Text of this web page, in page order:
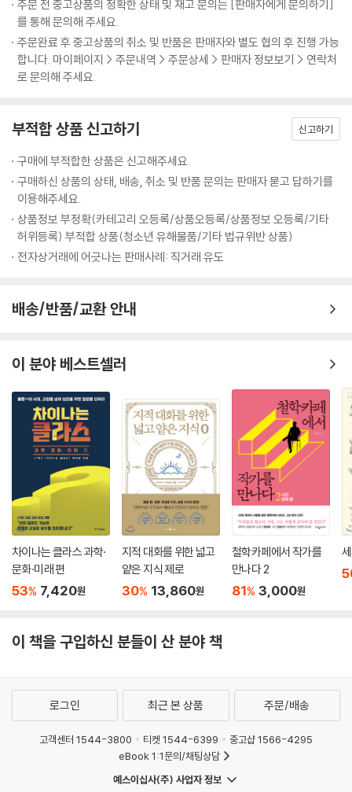
지만 68년 5월 혁명에서는 어떤 이도 처형되지 않았으며 마치 즐거운 파
티와 같았다. 프랑스 대혁명에서는 빵을 요구했지만, 이제는 부를 차별없
이 ‘거리낌 없이 즐기는 것’이 문제였다. 샌프란시스코, 파리, 베를린의 신
세대들은 단조롭게 되풀이되는 노동과 물질의 문제에서 벗어나 사랑과 로
하지만 안타깝게도, 1970년대 중반부터 경제성장이 중단되고 기나긴 경
혁명을 준비하며 공장에 잠입했던 좌파 청년들에게는 경악스럽게도, 당시
산업은 섬유, 야금, 조선소의 위기로 인해 내리막길을 걷기 시작했다. 성경
에서 말하는 일의 저주에서 벗어날 수 있으리라 믿었던 이 세대의 열정은
이렇게 무너졌는데, 이것이 지난 50년 동안에 있었던 첫 번째 트라우마일
것이다.
경제 위기는 68혁명의 반대자들에게 역습의 기회를 제공했다. 아일랜드
은 세대들이 ‘지혜와 미덕’을 가질 수 없게 되었다고 비판했다. 1980년대
초반에 등장한 신보수주의자들도 같은 실수를 범했다. 68혁명 세대들이
‘금지를 금하기를’ 원했지만, 잘못 생각한 게 있었다. 모든 사회는 규칙과
금지를 통해 유지되기 때문이다. 그들은 또 ‘불가능을 요구하기’를 원했지
만, 인간 조건이 비극적이라는 것을 깜빡 잊고 있었다. 68혁명에 대한 비
판은 ‘무력감과 쾌락주의와 도덕적 혼란에 빠지는 것’을 한시바삐 막아야
한다는 것이었다.
레이건의 대통령 당선은 그의 지지자들에게는 쾌락 원칙에대한 현실 원칙
의 설욕으로 보였다. 레이건은 경제가 아닌 도덕적 혁명의 기수였다. 하지
만 레이건은 68혁명 세대만큼이나 순진한 환상을 통해 지지를 이끌어내
는데, 도덕성 회복을 통해서 자본주의는 자동 조절되리라는 게 그것이다.
그러나 그의 당선 이후 실제로 실현된 것은, 아무런 절제도 없는 가운데 터
져나온 부의 불평등과 탐욕의 승리였을 뿐이다. 보수주의 혁명의 이 배반
1960년대에서 1980년대로 이처럼 급격하게 변화한 것은 인간 욕망의 양
극단 사이에서 이뤄진 진부한 왕복운동이었던 것으로 보인다. 인간 욕망의
양극단은 보들레르가 ‘이 세상 밖 어디든지’라고 불렀던, ‘스스로에게서 해
방되어 멀리 떠나고자 하는 마음’과, 이 역시 우리가 자주 경험하는 ‘자기
자신으로 되돌아가고자 하는 마음’으로 되어 있다.2 지난 반세기 동안의 변
주문 전 중고상품의 정확한 상태 및 재고 문의는 [판매자에게 문의하기]
를 통해 문의해 주세요.
주문완료 후 중고상품의 취소 및 반품은 판매자와 별도 협의 후 진행 가능
합니다. 마이페이지 > 주문내역 > 주문상세 > 판매자 정보보기 > 연락처
로 문의해 주세요.
부적합 상품 신고하기 신고하기
구매에 부적합한 상품은 신고해주세요.
구매하신 상품의 상태, 배송, 취소 및 반품 문의는 판매자 묻고 답하기를
이용해주세요.
상품정보 부정확(카테고리 오등록/상품오등록/상품정보 오등록/기타
허위등록) 부적합 상품(청소년 유해물품/기타 법규위반 상품)
전자상거래에 어긋나는 판매사례: 직거래 유도
배송/반품/교환 안내
이 분야 베스트셀러
차이나는 클라스 과학·
문화·미래 편
53% 7,420원
지적 대화를 위한 넓고
얕은 지식 제로
30% 13,860원
철학카페에서 작가를
만나다 2
81% 3,000원
이 책을 구입하신 분들이 산 분야 책
로그인 최근 본 상품 주문/배송
고객센터 1544-3800 티켓 1544-6399
중고샵 1566-4295
eBook 1:1문의/채팅상담
예스이십사(주) 사업자 정보